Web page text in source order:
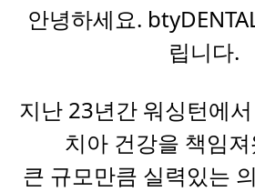
안녕하세요.
립니다.
지난 23년간 워싱턴에
치아 건강을 책임
큰 규모만큼 실력있는